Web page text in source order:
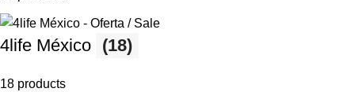
4life México (18)
18 products